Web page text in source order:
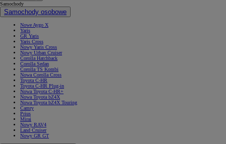
Samochody
Samochody osobowe
Nowe Aygo X
Yaris
GR Yaris
Yaris Cross
Nowy Yaris Cross
Nowy Urban Cruiser
Corolla Hatchback
Corolla Sedan
Corolla TS Kombi
Nowa Corolla Cross
Toyota C-HR
Toyota C-HR Plug-in
Nowa Toyota C-HR+
Nowa Toyota bZ4X
Nowa Toyota bZ4X Touring
Camry
Prius
Mirai
Nowy RAV4
Land Cruiser
Nowy GR GT